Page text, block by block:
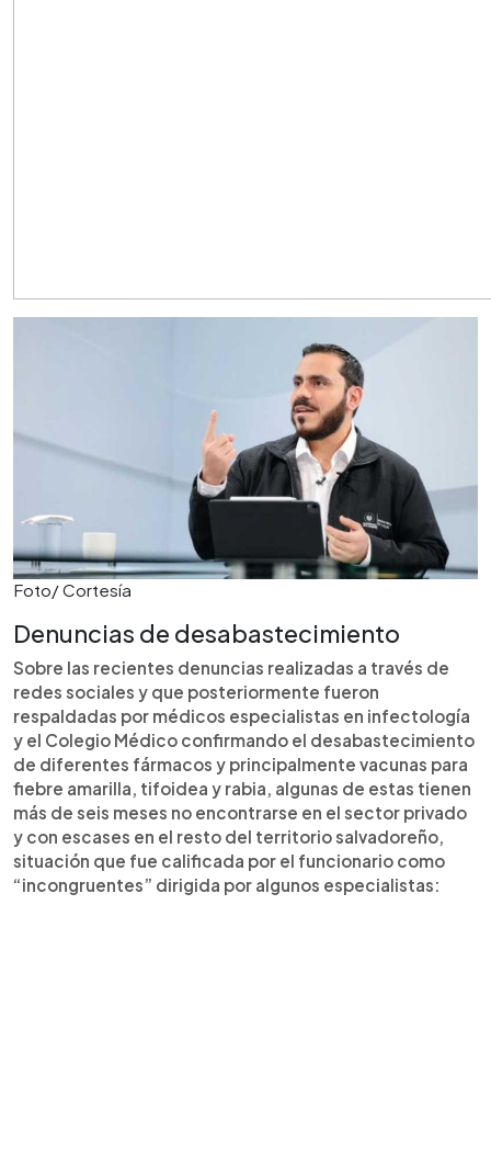
Foto/ Cortesía
Denuncias de desabastecimiento
Sobre las recientes denuncias realizadas a través de
redes sociales y que posteriormente fueron
respaldadas por médicos especialistas en infectología
y el Colegio Médico confirmando el desabastecimiento
de diferentes fármacos y principalmente vacunas para
fiebre amarilla, tifoidea y rabia, algunas de estas tienen
más de seis meses no encontrarse en el sector privado
y con escases en el resto del territorio salvadoreño,
situación que fue calificada por el funcionario como
“incongruentes” dirigida por algunos especialistas: